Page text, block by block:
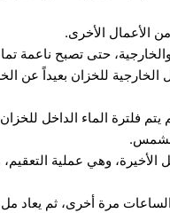
الأعمال الأخرى.
حتى تصبح ناعمة
الخارجية للخزان بعيداً عن
فلترة الماء الداخل
وهي عملية
الساعات مرة أخرى، ثم